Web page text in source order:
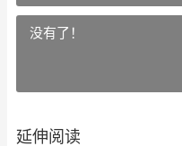
没有了！
延伸阅读